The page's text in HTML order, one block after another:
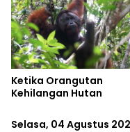
Kebun Kayu Datang,
Hutan Alam Sungai